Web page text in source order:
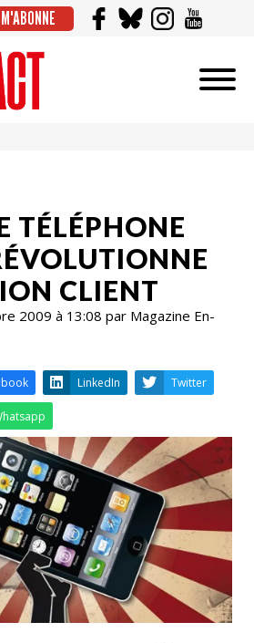
TÉLÉPHONE
CLIENT
2009 à 13:08 par Magazine En-
Facebook LinkedIn
Whatsapp